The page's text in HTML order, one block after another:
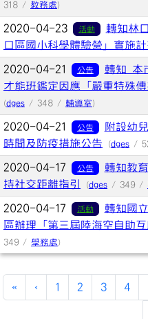
318 / 教務處)
2020-04-23 活動
轉知林
口區國小科學體驗營」實施
2020-04-21 公告
轉知 本
才能班鑑定因應「嚴重特殊
(dges / 348 / 輔導室)
2020-04-21 公告
附設幼
時間及防疫措施公告
(dges /
2020-04-17 公告
轉知教
持社交距離指引
(dges / 349 /
2020-04-17 活動
轉知國
區辦理「第三屆陸海空自助
349 / 學務處)
« ‹ 1 2 3 4